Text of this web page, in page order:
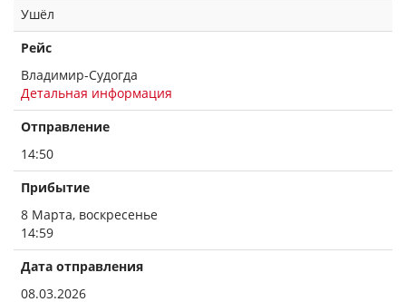
Ушёл
Рейс
Владимир-Судогда
Детальная информация
Отправление
14:50
Прибытие
8 Марта, воскресенье
14:59
Дата отправления
08.03.2026